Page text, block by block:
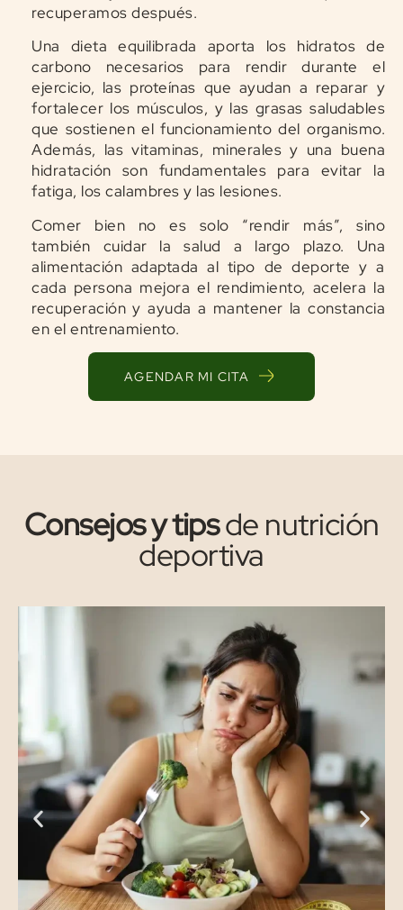
recuperamos después.
Una dieta equilibrada aporta los hidratos de
carbono necesarios para rendir durante el
ejercicio, las proteínas que ayudan a reparar y
fortalecer los músculos, y las grasas saludables
que sostienen el funcionamiento del organismo.
Además, las vitaminas, minerales y una buena
hidratación son fundamentales para evitar la
fatiga, los calambres y las lesiones.
Comer bien no es solo “rendir más”, sino
también cuidar la salud a largo plazo. Una
alimentación adaptada al tipo de deporte y a
cada persona mejora el rendimiento, acelera la
recuperación y ayuda a mantener la constancia
en el entrenamiento.
AGENDAR MI CITA
Consejos y tipsde nutrición
deportiva